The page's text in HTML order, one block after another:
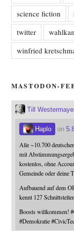
science fiction
twitter
winfried
MASTODON-
Till
Haplo on
Alle ~10.700
mit
kostenlos, ohne
Gemeinde oder deine
Aufbauend auf dem
kennt 127
Boosts willkommen! #
#Demokratie #